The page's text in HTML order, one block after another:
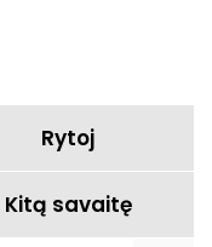
Rytoj
Kitą savaitę